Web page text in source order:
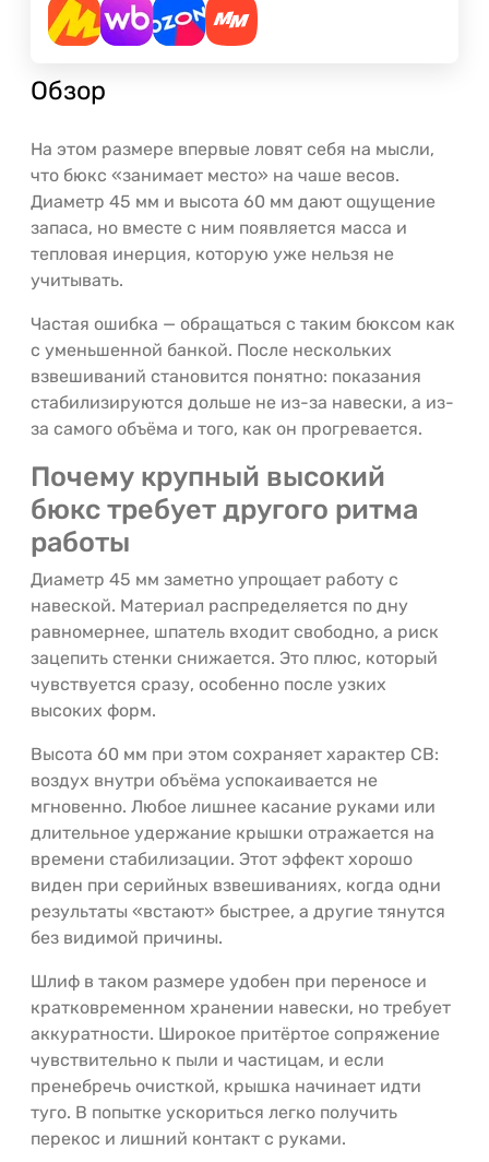
Обзор
На этом размере впервые ловят себя на мысли,
что бюкс «занимает место» на чаше весов.
Диаметр 45 мм и высота 60 мм дают ощущение
запаса, но вместе с ним появляется масса и
тепловая инерция, которую уже нельзя не
учитывать.
Частая ошибка — обращаться с таким бюксом как
с уменьшенной банкой. После нескольких
взвешиваний становится понятно: показания
стабилизируются дольше не из-за навески, а из-
за самого объёма и того, как он прогревается.
Почему крупный высокий
бюкс требует другого ритма
работы
Диаметр 45 мм заметно упрощает работу с
навеской. Материал распределяется по дну
равномернее, шпатель входит свободно, а риск
зацепить стенки снижается. Это плюс, который
чувствуется сразу, особенно после узких
высоких форм.
Высота 60 мм при этом сохраняет характер СВ:
воздух внутри объёма успокаивается не
мгновенно. Любое лишнее касание руками или
длительное удержание крышки отражается на
времени стабилизации. Этот эффект хорошо
виден при серийных взвешиваниях, когда одни
результаты «встают» быстрее, а другие тянутся
без видимой причины.
Шлиф в таком размере удобен при переносе и
кратковременном хранении навески, но требует
аккуратности. Широкое притёртое сопряжение
чувствительно к пыли и частицам, и если
пренебречь очисткой, крышка начинает идти
туго. В попытке ускориться легко получить
перекос и лишний контакт с руками.